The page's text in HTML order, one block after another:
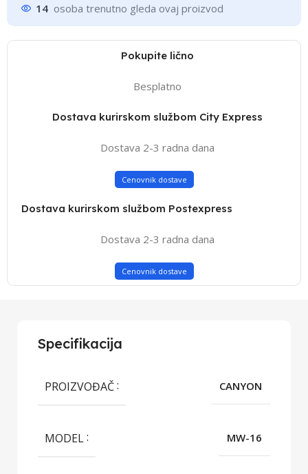
14 osoba trenutno gleda ovaj proizvod
Pokupite lično
Besplatno
Dostava kurirskom službom City Express
Dostava 2-3 radna dana
Cenovnik dostave
Dostava kurirskom službom Postexpress
Dostava 2-3 radna dana
Cenovnik dostave
Specifikacija
PROIZVOĐAČ CANYON
MODEL MW-16